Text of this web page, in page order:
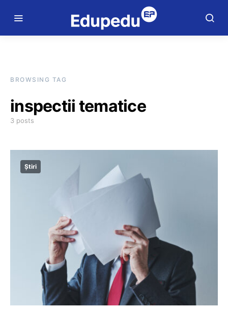
BROWSING TAG
inspectii tematice
3 posts
Știri